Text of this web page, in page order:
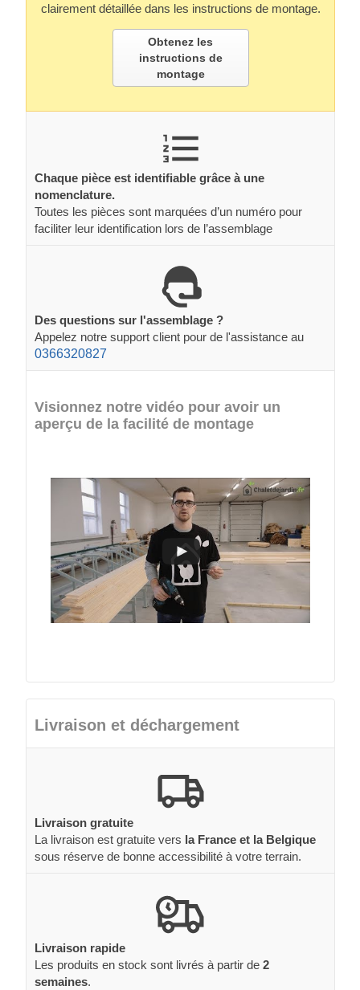
clairement détaillée dans les instructions de montage.
Obtenez les
instructions de
montage
Chaque pièce est identifiable grâce à une
nomenclature.
Toutes les pièces sont marquées d’un numéro pour
faciliter leur identification lors de l’assemblage
Des questions sur l'assemblage ?
Appelez notre support client pour de l'assistance au
0366320827
Visionnez notre vidéo pour avoir un
aperçu de la facilité de montage
Livraison et déchargement
Livraison gratuite
La livraison est gratuite vers la France et la Belgique
sous réserve de bonne accessibilité à votre terrain.
Livraison rapide
Les produits en stock sont livrés à partir de 2
semaines.